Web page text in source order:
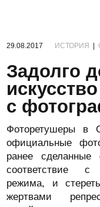
29.08.2017 ИСТОРИЯ |
Задолго
с
Фоторетушеры в
официальные
ранее
соответствие с
режима, и
жертвами